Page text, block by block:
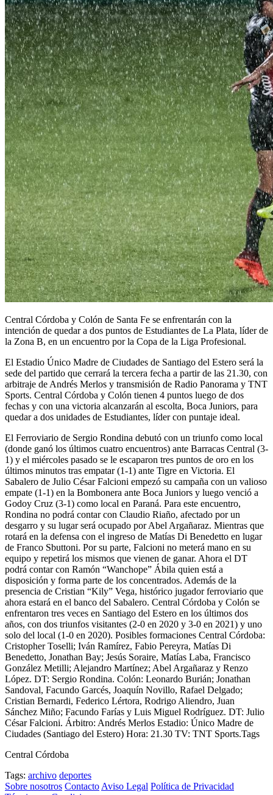
Central Córdoba y Colón de Santa Fe se enfrentarán con la
intención de quedar a dos puntos de Estudiantes de La Plata, líder de
la Zona B, en un encuentro por la Copa de la Liga Profesional.
El Estadio Único Madre de Ciudades de Santiago del Estero será la
sede del partido que cerrará la tercera fecha a partir de las 21.30, con
arbitraje de Andrés Merlos y transmisión de Radio Panorama y TNT
Sports. Central Córdoba y Colón tienen 4 puntos luego de dos
fechas y con una victoria alcanzarán al escolta, Boca Juniors, para
quedar a dos unidades de Estudiantes, líder con puntaje ideal.
El Ferroviario de Sergio Rondina debutó con un triunfo como local
(donde ganó los últimos cuatro encuentros) ante Barracas Central (3-
1) y el miércoles pasado se le escaparon tres puntos de oro en los
últimos minutos tras empatar (1-1) ante Tigre en Victoria. El
Sabalero de Julio César Falcioni empezó su campaña con un valioso
empate (1-1) en la Bombonera ante Boca Juniors y luego venció a
Godoy Cruz (3-1) como local en Paraná. Para este encuentro,
Rondina no podrá contar con Claudio Riaño, afectado por un
desgarro y su lugar será ocupado por Abel Argañaraz. Mientras que
rotará en la defensa con el ingreso de Matías Di Benedetto en lugar
de Franco Sbuttoni. Por su parte, Falcioni no meterá mano en su
equipo y repetirá los mismos que vienen de ganar. Ahora el DT
podrá contar con Ramón “Wanchope” Ábila quien está a
disposición y forma parte de los concentrados. Además de la
presencia de Cristian “Kily” Vega, histórico jugador ferroviario que
ahora estará en el banco del Sabalero. Central Córdoba y Colón se
enfrentaron tres veces en Santiago del Estero en los últimos dos
años, con dos triunfos visitantes (2-0 en 2020 y 3-0 en 2021) y uno
solo del local (1-0 en 2020). Posibles formaciones Central Córdoba:
Cristopher Toselli; Iván Ramírez, Fabio Pereyra, Matías Di
Benedetto, Jonathan Bay; Jesús Soraire, Matías Laba, Francisco
González Metilli; Alejandro Martínez; Abel Argañaraz y Renzo
López. DT: Sergio Rondina. Colón: Leonardo Burián; Jonathan
Sandoval, Facundo Garcés, Joaquín Novillo, Rafael Delgado;
Cristian Bernardi, Federico Lértora, Rodrigo Aliendro, Juan
Sánchez Miño; Facundo Farías y Luis Miguel Rodríguez. DT: Julio
César Falcioni. Árbitro: Andrés Merlos Estadio: Único Madre de
Ciudades (Santiago del Estero) Hora: 21.30 TV: TNT Sports.Tags
Central Córdoba
Tags: archivo deportes
Sobre nosotros Contacto Aviso Legal Política de Privacidad